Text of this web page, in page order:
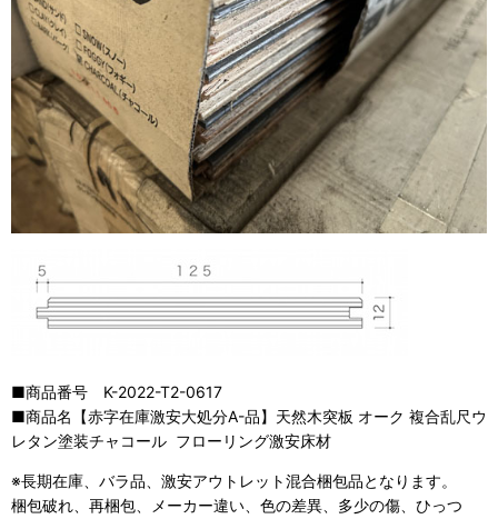
■商品番号 K-2022-T2-0617
■商品名【赤字在庫激安大処分A-品】天然木突板 オーク 複合乱尺ウ
レタン塗装チャコール フローリング激安床材
※長期在庫、バラ品、激安アウトレット混合梱包品となります。
梱包破れ、再梱包、メーカー違い、色の差異、多少の傷、ひっつ